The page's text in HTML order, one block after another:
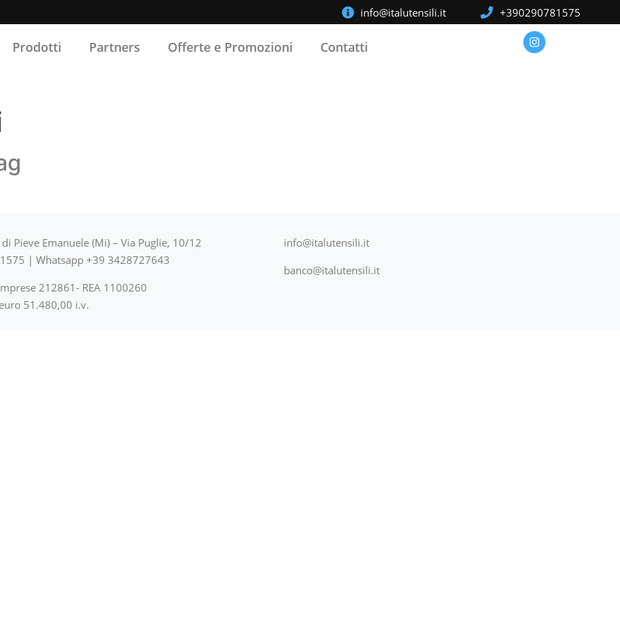
info@italutensili.it +390290781575
Prodotti Partners Offerte e Promozioni Contatti
di Pieve Emanuele (Mi) – Via Puglie, 10/12
| Whatsapp +39 3428727643
212861- REA 1100260
51.480,00 i.v.
info@italutensili.it
banco@italutensili.it